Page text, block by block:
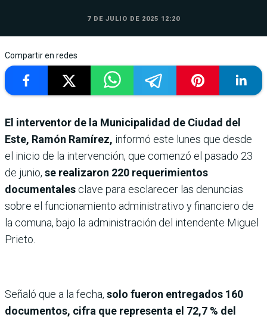
7 DE JULIO DE 2025 12:20
Compartir en redes
El interventor de la Municipalidad de Ciudad del
Este, Ramón Ramírez, informó este lunes que desde
el inicio de la intervención, que comenzó el pasado 23
de junio, se realizaron 220 requerimientos
documentales clave para esclarecer las denuncias
sobre el funcionamiento administrativo y financiero de
la comuna, bajo la administración del intendente Miguel
Prieto.
Señaló que a la fecha, solo fueron entregados 160
documentos, cifra que representa el 72,7 % del